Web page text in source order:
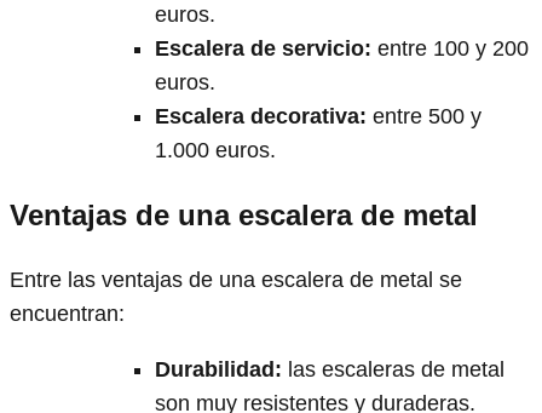
euros.
Escalera de servicio: entre 100 y 200
euros.
Escalera decorativa: entre 500 y
1.000 euros.
Ventajas de una escalera de metal
Entre las ventajas de una escalera de metal se
encuentran:
Durabilidad: las escaleras de metal
son muy resistentes y duraderas.